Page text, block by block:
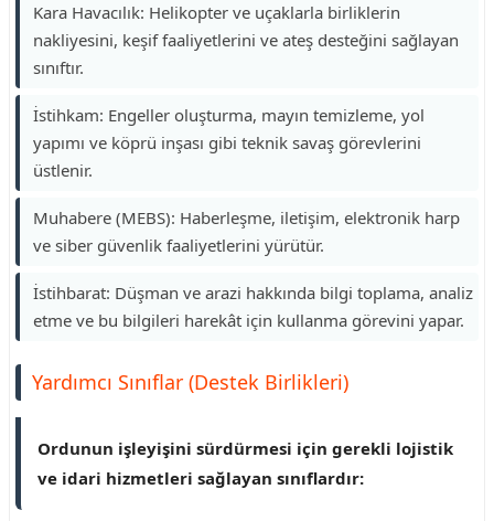
Kara Havacılık: Helikopter ve uçaklarla birliklerin
nakliyesini, keşif faaliyetlerini ve ateş desteğini sağlayan
sınıftır.
İstihkam: Engeller oluşturma, mayın temizleme, yol
yapımı ve köprü inşası gibi teknik savaş görevlerini
üstlenir.
Muhabere (MEBS): Haberleşme, iletişim, elektronik harp
ve siber güvenlik faaliyetlerini yürütür.
İstihbarat: Düşman ve arazi hakkında bilgi toplama, analiz
etme ve bu bilgileri harekât için kullanma görevini yapar.
Yardımcı Sınıflar (Destek Birlikleri)
Ordunun işleyişini sürdürmesi için gerekli lojistik
ve idari hizmetleri sağlayan sınıflardır: